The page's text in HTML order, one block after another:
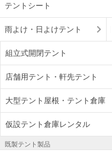
テントシート
雨よけ・日よけテント
組立式開閉テント
店舗用テント・軒先テント
大型テント屋根・テント倉庫
仮設テント倉庫レンタル
既製テント製品